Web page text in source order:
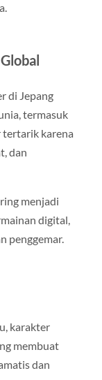
di Jepang
termasuk
tertarik karena
dan
menjadi
digital,
penggemar.
karakter
membuat
dan